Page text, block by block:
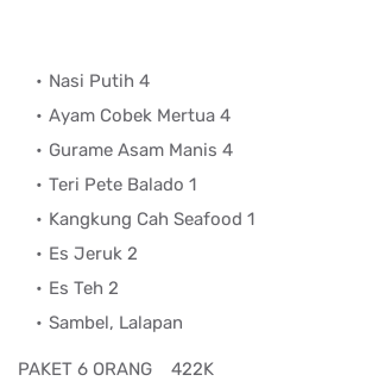
Nasi Putih 4
Ayam Cobek Mertua 4
Gurame Asam Manis 4
Teri Pete Balado 1
Kangkung Cah Seafood 1
Es Jeruk 2
Es Teh 2
Sambel, Lalapan
PAKET 6 ORANG 422K